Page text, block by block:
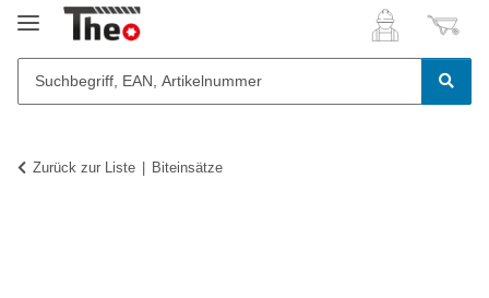
Zurück zur Liste Biteinsätze